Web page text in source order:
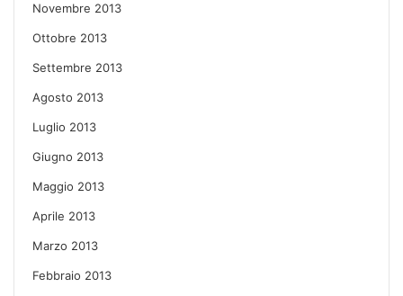
Novembre 2013
Ottobre 2013
Settembre 2013
Agosto 2013
Luglio 2013
Giugno 2013
Maggio 2013
Aprile 2013
Marzo 2013
Febbraio 2013